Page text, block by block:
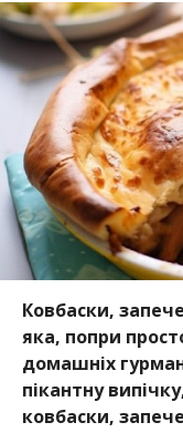
Ковбаски,
яка, попри
домашніх
пікантну
ковбаски,